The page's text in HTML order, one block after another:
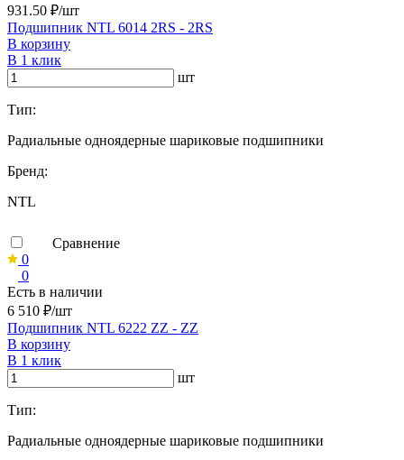
931.50 ₽/шт
Подшипник NTL 6014 2RS - 2RS
В корзину
В 1 клик
шт
Тип:
Радиальные одноядерные шариковые подшипники
Бренд:
NTL
Сравнение
0
0
Есть в наличии
6 510 ₽/шт
Подшипник NTL 6222 ZZ - ZZ
В корзину
В 1 клик
шт
Тип:
Радиальные одноядерные шариковые подшипники